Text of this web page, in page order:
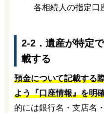
各相続人の指定口
2-2．遺産が特定
載する
預金について記載する
よう『口座情報』を明
的には銀行名・支店名